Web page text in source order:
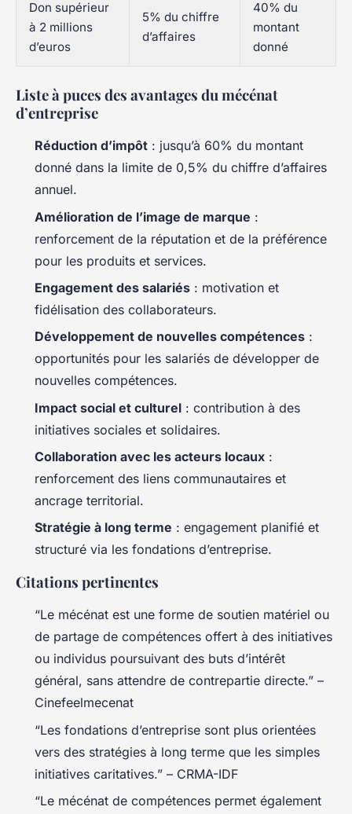
Don supérieur
à 2 millions
d’euros
5% du chiffre
d’affaires
40% du
montant
donné
Liste à puces des avantages du mécénat
d’entreprise
Réduction d’impôt : jusqu’à 60% du montant
donné dans la limite de 0,5% du chiffre d’affaires
annuel.
Amélioration de l’image de marque :
renforcement de la réputation et de la préférence
pour les produits et services.
Engagement des salariés : motivation et
fidélisation des collaborateurs.
Développement de nouvelles compétences :
opportunités pour les salariés de développer de
nouvelles compétences.
Impact social et culturel : contribution à des
initiatives sociales et solidaires.
Collaboration avec les acteurs locaux :
renforcement des liens communautaires et
ancrage territorial.
Stratégie à long terme : engagement planifié et
structuré via les fondations d’entreprise.
Citations pertinentes
“Le mécénat est une forme de soutien matériel ou
de partage de compétences offert à des initiatives
ou individus poursuivant des buts d’intérêt
général, sans attendre de contrepartie directe.” –
Cinefeelmecenat
“Les fondations d’entreprise sont plus orientées
vers des stratégies à long terme que les simples
initiatives caritatives.” – CRMA-IDF
“Le mécénat de compétences permet également